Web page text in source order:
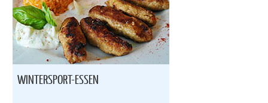
WINTERSPORT-ESSEN